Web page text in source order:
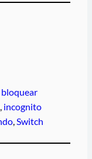
bloquear
, incognito
, Switch